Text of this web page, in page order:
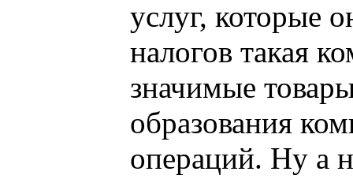
услуг, которые
налогов такая
значимые
образования
операций. Ну а